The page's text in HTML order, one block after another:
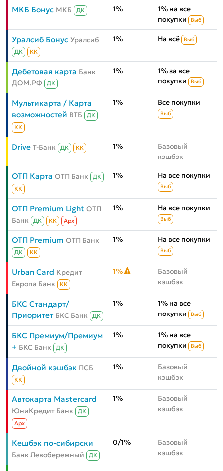
МКБ Бонус МКБ ДК 1%
1% на все
покупки
Выб
Уралсиб Бонус Уралсиб
ДК КК
1% На всё Выб
Дебетовая карта Банк
ДОМ.РФ
ДК
1%
1% за все
покупки
Выб
Мультикарта / Карта
возможностей ВТБ
ДК
КК
1% Все покупки
Выб
Drive Т-Банк ДК КК 1%
Базовый
кэшбэк
ОТП Карта ОТП Банк
ДК
КК
1% На все покупки
Выб
ОТП Premium Light ОТП
Банк
ДК КК Aрх
1% На все покупки
Выб
ОТП Premium ОТП Банк
ДК КК
1% На все покупки
Выб
Urban Card Кредит
Европа Банк
КК
1%
Базовый
кэшбэк
БКС Стандарт/
Приоритет БКС Банк ДК
1%
1% на все
покупки
Выб
БКС Премиум/Премиум
+ БКС Банк ДК
1%
1% на все
покупки
Выб
Двойной кэшбэк ПСБ
КК
1%
Базовый
кэшбэк
Автокарта Mastercard
ЮниКредит Банк
ДК
Aрх
1%
Базовый
кэшбэк
Кешбэк по-сибирски
Банк Левобережный ДК
0/1%
Базовый
кэшбэк